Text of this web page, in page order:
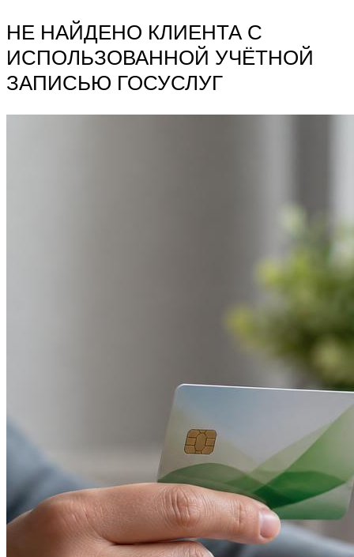
НЕ НАЙДЕНО КЛИЕНТА С
ИСПОЛЬЗОВАННОЙ УЧЁТНОЙ
ЗАПИСЬЮ ГОСУСЛУГ